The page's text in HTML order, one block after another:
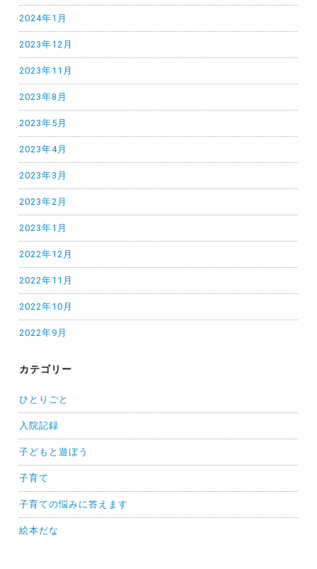
2024年1月
2023年12月
2023年11月
2023年8月
2023年5月
2023年4月
2023年3月
2023年2月
2023年1月
2022年12月
2022年11月
2022年10月
2022年9月
カテゴリー
ひとりごと
入院記録
子どもと遊ぼう
子育て
子育ての悩みに答えます
絵本だな